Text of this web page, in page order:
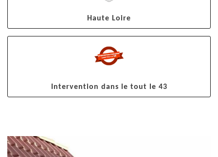
Haute Loire
Intervention dans le tout le 43